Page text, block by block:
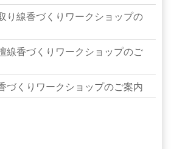
り線香づくりワークショップの
線香づくりワークショップのご
づくりワークショップのご案内